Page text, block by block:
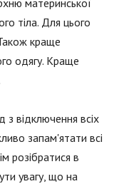
тіла. Для цього
краще
одягу. Краще
відключення всіх
запам'ятати всі
розібратися в
увагу, що на